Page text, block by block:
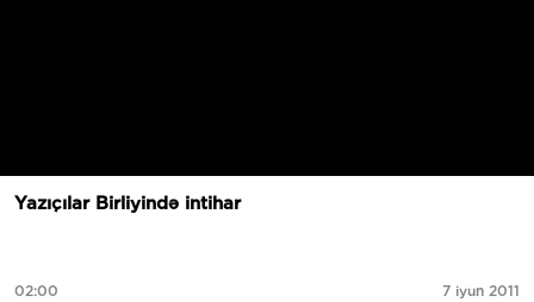
Yazıçılar Birliyində intihar
02:00 7 iyun 2011